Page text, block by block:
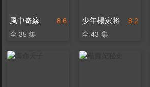
8.6
風中奇緣
全 35 集
8.2
少年楊家將
全 43 集